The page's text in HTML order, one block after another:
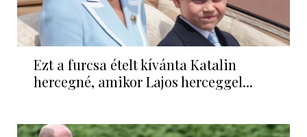
Ezt a furcsa ételt kívánta Katalin
hercegné, amikor Lajos herceggel...